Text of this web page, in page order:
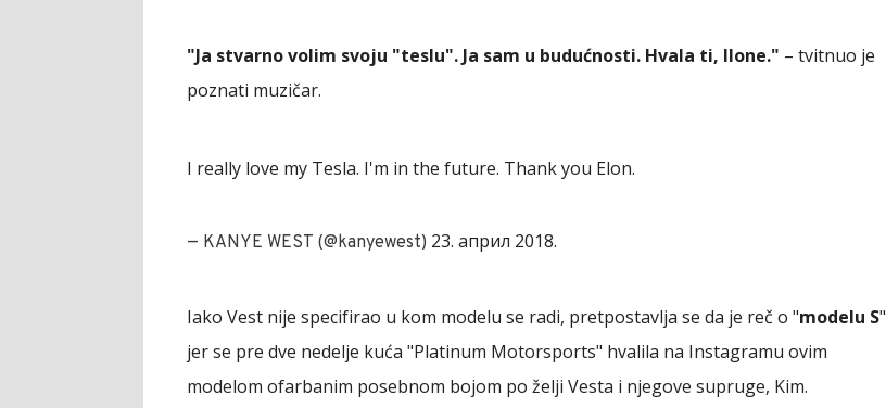
"Ja stvarno volim svoju "teslu". Ja sam u budućnosti. Hvala ti, Ilone." – tvitnuo je
poznati muzičar.
I really love my Tesla. I'm in the future. Thank you Elon.
— KANYE WEST (@kanyewest) 23. април 2018.
Iako Vest nije specifirao u kom modelu se radi, pretpostavlja se da je reč o "modelu S"
jer se pre dve nedelje kuća "Platinum Motorsports" hvalila na Instagramu ovim
modelom ofarbanim posebnom bojom po želji Vesta i njegove supruge, Kim.